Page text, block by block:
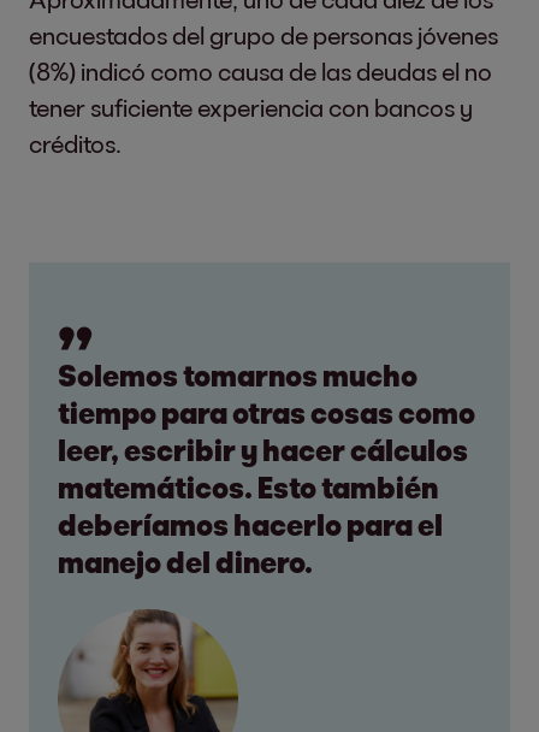
encuestados del grupo de personas jóvenes
(8%) indicó como causa de las deudas el no
tener suficiente experiencia con bancos y
créditos.
Solemos tomarnos mucho
tiempo para otras cosas como
leer, escribir y hacer cálculos
matemáticos. Esto también
deberíamos hacerlo para el
manejo del dinero.